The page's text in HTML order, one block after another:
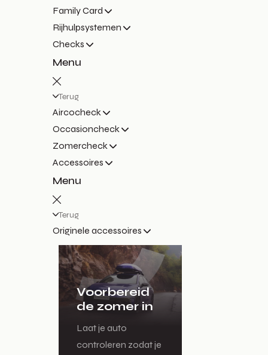
Family Card
Rijhulpsystemen
Checks
Menu
Terug
Aircocheck
Occasioncheck
Zomercheck
Accessoires
Menu
Terug
Originele accessoires
Voorbereid
de zomer in
Laat je auto
controleren zodat je